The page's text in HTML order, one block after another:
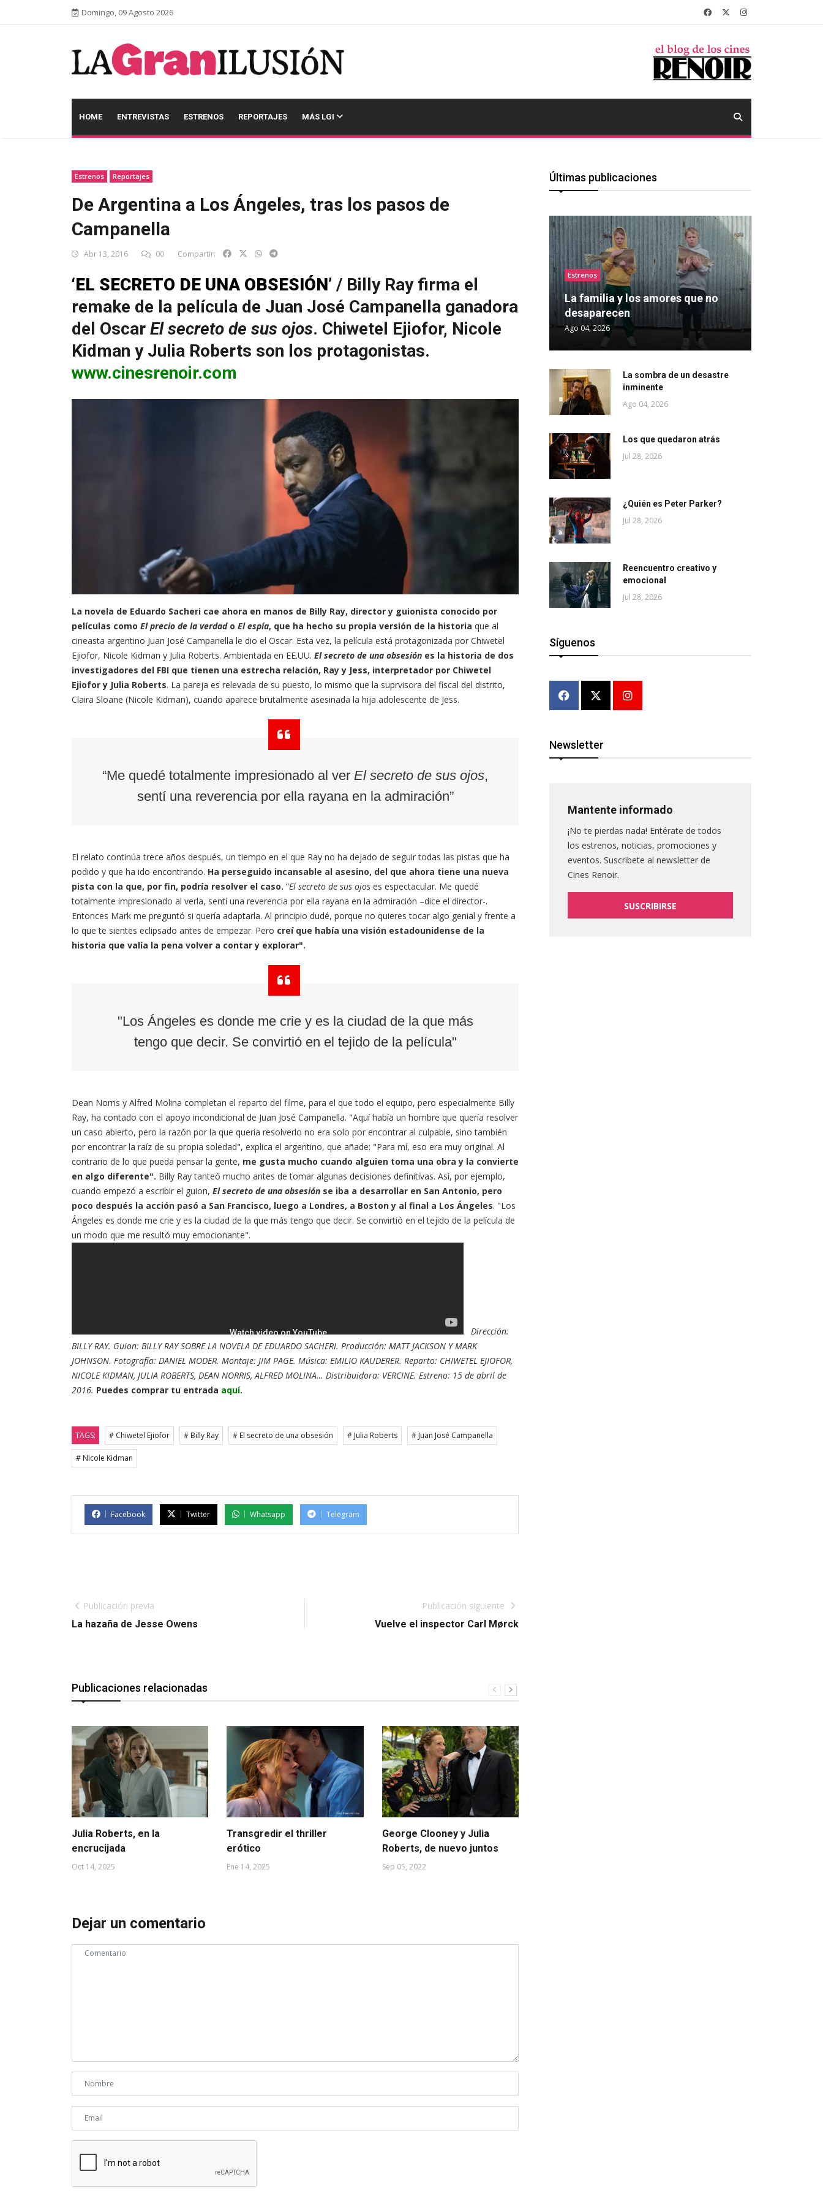
Domingo, 09 Agosto 2026
HOME ENTREVISTAS ESTRENOS REPORTAJES MÁS LGI
Estrenos Reportajes
De Argentina a Los Ángeles, tras los pasos de
Campanella
Abr 13, 2016 00 Compartir:
‘EL SECRETO DE UNA OBSESIÓN’ / Billy Ray firma el
remake de la película de Juan José Campanella ganadora
del Oscar El secreto de sus ojos. Chiwetel Ejiofor, Nicole
Kidman y Julia Roberts son los protagonistas.
www.cinesrenoir.com
La novela de Eduardo Sacheri cae ahora en manos de Billy Ray, director y guionista conocido por
películas como El precio de la verdado El espía, que ha hecho su propia versión de la historia que al
cineasta argentino Juan José Campanella le dio el Oscar. Esta vez, la película está protagonizada por Chiwetel
Ejiofor, Nicole Kidman y Julia Roberts. Ambientada en EE.UU. El secreto de una obsesión es la historia de dos
investigadores del FBI que tienen una estrecha relación, Ray y Jess, interpretador por Chiwetel
Ejiofor y Julia Roberts. La pareja es relevada de su puesto, lo mismo que la suprvisora del fiscal del distrito,
Claira Sloane (Nicole Kidman), cuando aparece brutalmente asesinada la hija adolescente de Jess.
“Me quedé totalmente impresionado al ver El secreto de sus ojos,
sentí una reverencia por ella rayana en la admiración”
El relato continúa trece años después, un tiempo en el que Ray no ha dejado de seguir todas las pistas que ha
podido y que ha ido encontrando. Ha perseguido incansable al asesino, del que ahora tiene una nueva
pista con la que, por fin, podría resolver el caso. “El secreto de sus ojos es espectacular. Me quedé
totalmente impresionado al verla, sentí una reverencia por ella rayana en la admiración –dice el director-.
Entonces Mark me preguntó si quería adaptarla. Al principio dudé, porque no quieres tocar algo genial y frente a
lo que te sientes eclipsado antes de empezar. Pero creí que había una visión estadounidense de la
historia que valía la pena volver a contar y explorar".
"Los Ángeles es donde me crie y es la ciudad de la que más
tengo que decir. Se convirtió en el tejido de la película"
Dean Norris y Alfred Molina completan el reparto del filme, para el que todo el equipo, pero especialmente Billy
Ray, ha contado con el apoyo incondicional de Juan José Campanella. "Aquí había un hombre que quería resolver
un caso abierto, pero la razón por la que quería resolverlo no era solo por encontrar al culpable, sino también
por encontrar la raíz de su propia soledad", explica el argentino, que añade: "Para mí, eso era muy original. Al
contrario de lo que pueda pensar la gente, me gusta mucho cuando alguien toma una obra y la convierte
en algo diferente". Billy Ray tanteó mucho antes de tomar algunas decisiones definitivas. Así, por ejemplo,
cuando empezó a escribir el guion, El secreto de una obsesión se iba a desarrollar en San Antonio, pero
poco después la acción pasó a San Francisco, luego a Londres, a Boston y al final a Los Ángeles. "Los
Ángeles es donde me crie y es la ciudad de la que más tengo que decir. Se convirtió en el tejido de la película de
un modo que me resultó muy emocionante".
Dirección:
BILLY RAY. Guion: BILLY RAY SOBRE LA NOVELA DE EDUARDO SACHERI. Producción: MATT JACKSON Y MARK
JOHNSON. Fotografía: DANIEL MODER. Montaje: JIM PAGE. Música: EMILIO KAUDERER. Reparto: CHIWETEL EJIOFOR,
NICOLE KIDMAN, JULIA ROBERTS, DEAN NORRIS, ALFRED MOLINA… Distribuidora: VERCINE. Estreno: 15 de abril de
2016. Puedes comprar tu entrada aquí.
TAGS: # Chiwetel Ejiofor # Billy Ray # El secreto de una obsesión # Julia Roberts # Juan José Campanella
# Nicole Kidman
Facebook Twitter Whatsapp Telegram
Publicación previa
La hazaña de Jesse Owens
Publicación siguiente
Vuelve el inspector Carl Mørck
Publicaciones relacionadas
Julia Roberts, en la
encrucijada
Oct 14, 2025
Transgredir el thriller
erótico
Ene 14, 2025
George Clooney y Julia
Roberts, de nuevo juntos
Sep 05, 2022
Dejar un comentario
Últimas publicaciones
Estrenos
La familia y los amores que no
desaparecen
Ago 04, 2026
La sombra de un desastre
inminente
Ago 04, 2026
Los que quedaron atrás
Jul 28, 2026
¿Quién es Peter Parker?
Jul 28, 2026
Reencuentro creativo y
emocional
Jul 28, 2026
Síguenos
Newsletter
Mantente informado
¡No te pierdas nada! Entérate de todos
los estrenos, noticias, promociones y
eventos. Suscribete al newsletter de
Cines Renoir.
SUSCRIBIRSE